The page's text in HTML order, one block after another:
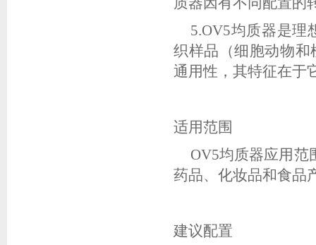
5.OV5均质器是理
织样品（细胞动物
通用性，其特征在于
适用范围
OV5均质器应用范
药品、化妆品和食品
建议配置